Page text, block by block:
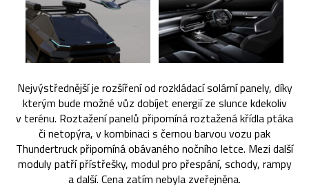
Nejvýstřednější je rozšíření od rozkládací solární panely, díky
kterým bude možné vůz dobíjet energií ze slunce kdekoliv
v terénu. Roztažení panelů připomíná roztažená křídla ptáka
či netopýra, v kombinaci s černou barvou vozu pak
Thundertruck připomíná obávaného nočního letce. Mezi další
moduly patří přístřešky, modul pro přespání, schody, rampy
a další. Cena zatím nebyla zveřejněna.